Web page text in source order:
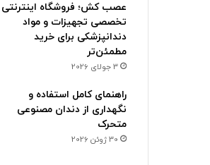
عصب کش؛ فروشگاه اینترنتی
تخصصی تجهیزات و مواد
دندانپزشکی برای خرید
مطمئن‌تر
3 جولای 2026
راهنمای کامل استفاده و
نگهداری از دندان مصنوعی
متحرک
30 ژوئن 2026